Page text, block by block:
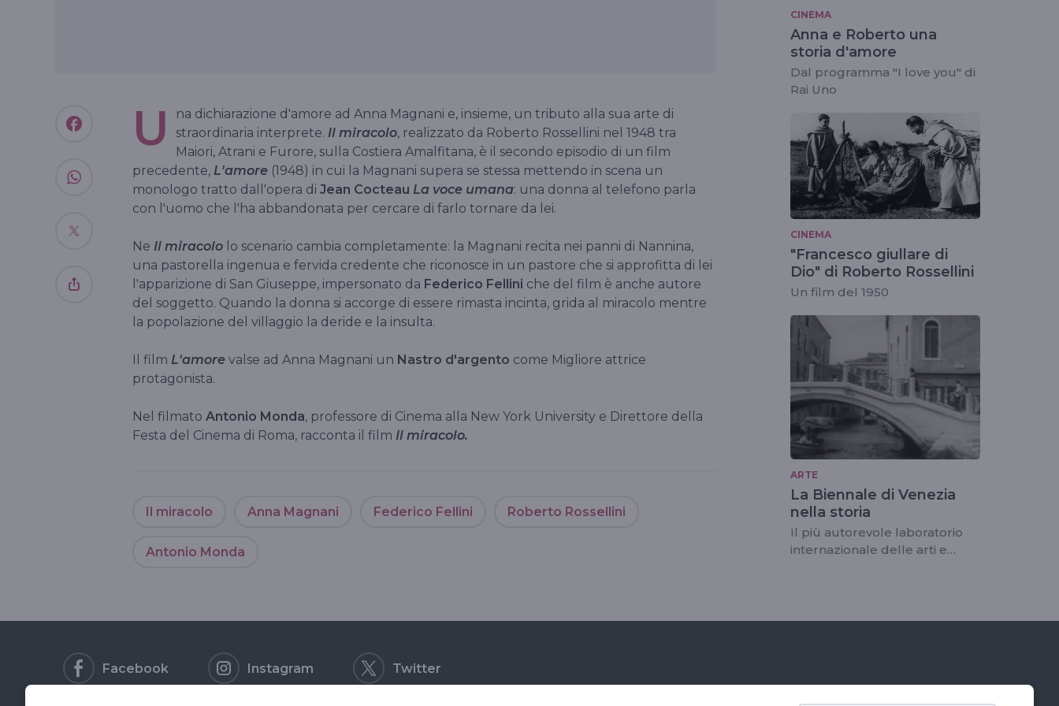
U
na dichiarazione d'amore ad Anna Magnani e, insieme, un tributo alla sua arte di
straordinaria interprete. Il miracolo, realizzato da Roberto Rossellini nel 1948 tra
Maiori, Atrani e Furore, sulla Costiera Amalfitana, è il secondo episodio di un film
precedente, L'amore (1948) in cui la Magnani supera se stessa mettendo in scena un
monologo tratto dall'opera di Jean Cocteau La voce umana: una donna al telefono parla
con l'uomo che l'ha abbandonata per cercare di farlo tornare da lei.
Ne Il miracolo lo scenario cambia completamente: la Magnani recita nei panni di Nannina,
una pastorella ingenua e fervida credente che riconosce in un pastore che si approfitta di lei
l'apparizione di San Giuseppe, impersonato da Federico Fellini che del film è anche autore
del soggetto. Quando la donna si accorge di essere rimasta incinta, grida al miracolo mentre
la popolazione del villaggio la deride e la insulta.
Il film L'amore valse ad Anna Magnani un Nastro d'argento come Migliore attrice
protagonista.
Nel filmato Antonio Monda, professore di Cinema alla New York University e Direttore della
Festa del Cinema di Roma, racconta il film Il miracolo.
Il miracolo Anna Magnani Federico Fellini Roberto Rossellini
Antonio Monda
CINEMA
Anna e Roberto una
storia d'amore
Dal programma "I love you" di
Rai Uno
CINEMA
"Francesco giullare di
Dio" di Roberto Rossellini
Un film del 1950
ARTE
La Biennale di Venezia
nella storia
Il più autorevole laboratorio
internazionale delle arti e
Facebook Instagram Twitter